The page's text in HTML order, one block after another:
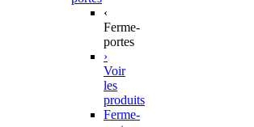
‹
Ferme-
portes
›
Voir
les
produits
Ferme-